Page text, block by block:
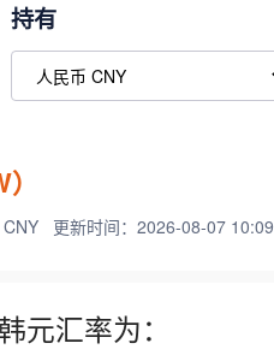
持有
更新时间：2026-08-07
元汇率为：